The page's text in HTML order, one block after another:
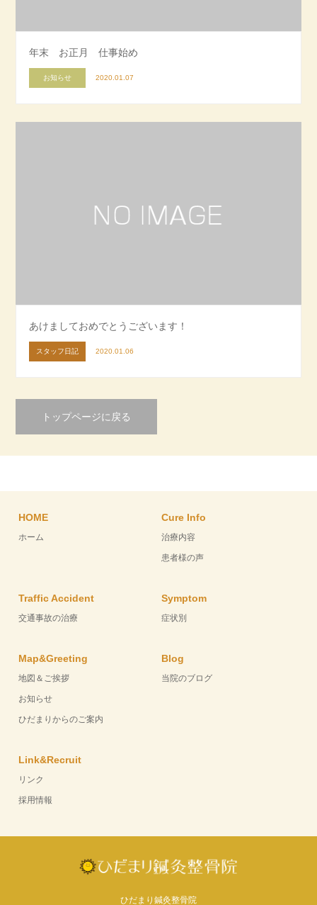
年末 お正月 仕事始め
お知らせ 2020.01.07
あけましておめでとうございます！
スタッフ日記 2020.01.06
トップページに戻る
HOME
ホーム
Cure Info
治療内容
患者様の声
Traffic Accident
交通事故の治療
Symptom
症状別
Map&Greeting
地図＆ご挨拶
お知らせ
ひだまりからのご案内
Blog
当院のブログ
Link&Recruit
リンク
採用情報
ひだまり鍼灸整骨院